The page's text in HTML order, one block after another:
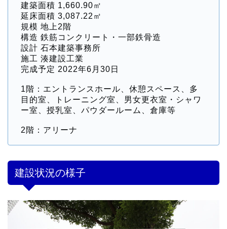
建築面積 1,660.90㎡
延床面積 3,087.22㎡
規模 地上2階
構造 鉄筋コンクリート・一部鉄骨造
設計 石本建築事務所
施工 湊建設工業
完成予定 2022年6月30日
1階：エントランスホール、休憩スペース、多
目的室、トレーニング室、男女更衣室・シャワ
ー室、授乳室、パウダールーム、倉庫等
2階：アリーナ
建設状況の様子